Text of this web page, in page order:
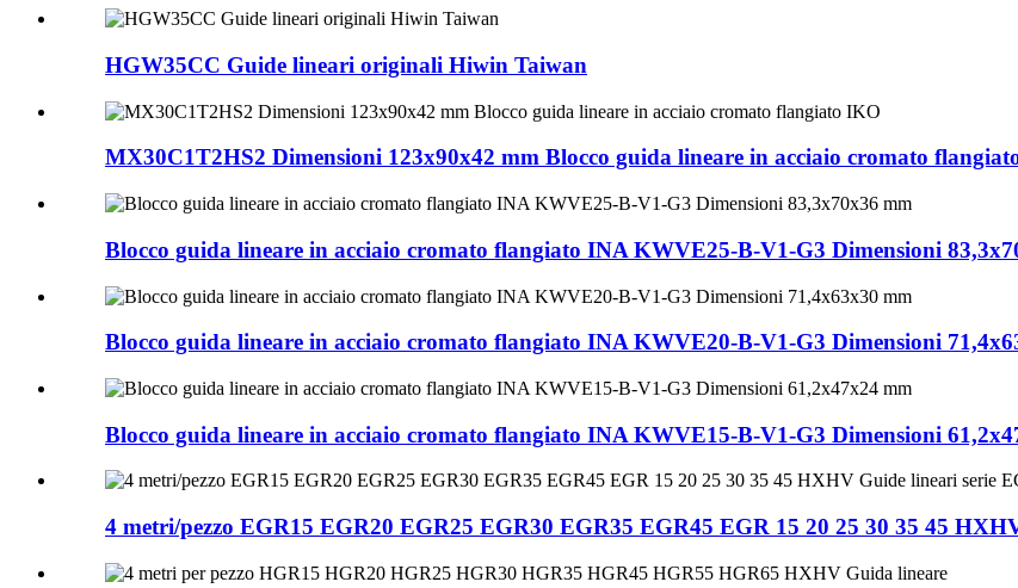
HGW35CC Guide lineari originali Hiwin Taiwan
MX30C1T2HS2 Dimensioni 123x90x42 mm Blocco guida lineare in acciaio cromato
Blocco guida lineare in acciaio cromato flangiato INA KWVE25-B-V1-G3 Dimensioni
Blocco guida lineare in acciaio cromato flangiato INA KWVE20-B-V1-G3 Dimensioni
Blocco guida lineare in acciaio cromato flangiato INA KWVE15-B-V1-G3 Dimensioni
4 metri/pezzo EGR15 EGR20 EGR25 EGR30 EGR35 EGR45 EGR 15 20 25 30 35 45